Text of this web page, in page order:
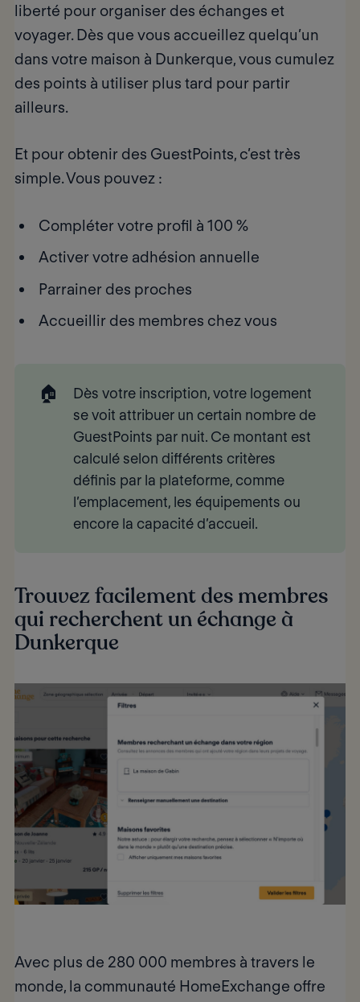
liberté pour organiser des échanges et
voyager.Dès que vous accueillez quelqu’un
dans votre maison à Dunkerque,vous cumulez
des points à utiliser plus tard pour partir
ailleurs.
Et pour obtenir des GuestPoints, c’est très
simple. Vous pouvez :
Compléter votre profil à 100 %
Activer votre adhésion annuelle
Parrainer des proches
Accueillir des membres chez vous
🏠
Dès votre inscription, votre logement
se voit attribuer un certain nombre de
GuestPoints par nuit. Ce montant est
calculé selon différents critères
définis par la plateforme, comme
l’emplacement, les équipements ou
encore la capacité d’accueil.
Trouvez facilement des membres
qui recherchent un échange à
Dunkerque
Avec plus de 280 000 membres à travers le
monde, la communauté HomeExchange offre